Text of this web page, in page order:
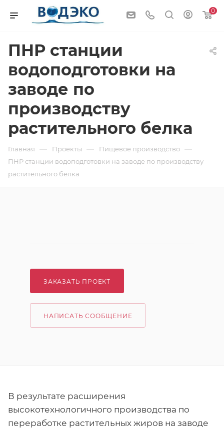
0
ПНР станции
водоподготовки на
заводе по
производству
растительного белка
Главная — Проекты — Пищевое производство —
ПНР станции водоподготовки на заводе по производству
растительного белка
ЗАКАЗАТЬ ПРОЕКТ
НАПИСАТЬ СООБЩЕНИЕ
В результате расширения
высокотехнологичного производства по
переработке растительных жиров на заводе